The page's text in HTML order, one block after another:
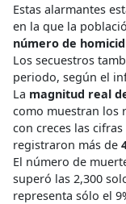
Estas alarmantes
en la que la
número de
Los secuestros
periodo, según el
La magnitud real
como muestran los
con creces las
registraron más de
El número de
superó las 2,300
representa sólo el